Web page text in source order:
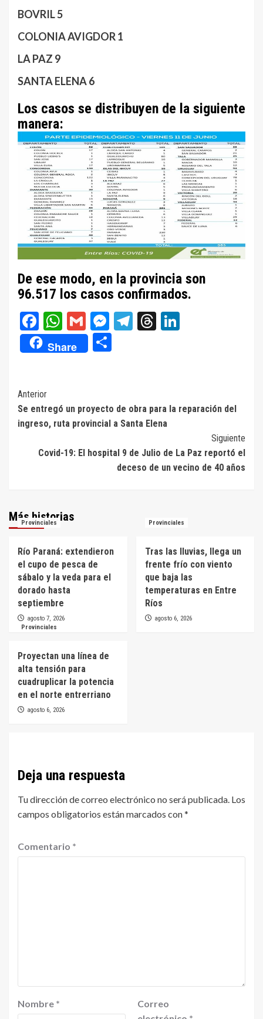
BOVRIL 5
COLONIA AVIGDOR 1
LA PAZ 9
SANTA ELENA 6
Los casos se distribuyen de la siguiente
manera:
De ese modo, en la provincia son
96.517 los casos confirmados.
Facebook
WhatsApp
GmailMessenger
Telegram
Threads
Share
Navegación
de
entradas
Anterior
Se entregó un proyecto de obra para la reparación del
ingreso, ruta provincial a Santa Elena
Siguiente
Covid-19: El hospital 9 de Julio de La Paz reportó el
deceso de un vecino de 40 años
Más historias
Provinciales
Río Paraná: extendieron
el cupo de pesca de
sábalo y la veda para el
dorado hasta
septiembre
agosto 7, 2026
Provinciales
Tras las lluvias, llega un
frente frío con viento
que baja las
temperaturas en Entre
Ríos
agosto 6, 2026
Provinciales
Proyectan una línea de
alta tensión para
cuadruplicar la potencia
en el norte entrerriano
agosto 6, 2026
Deja una respuesta
Tu dirección de correo electrónico no será publicada. Los
campos obligatorios están marcados con*
Comentario *
Nombre *
Correo